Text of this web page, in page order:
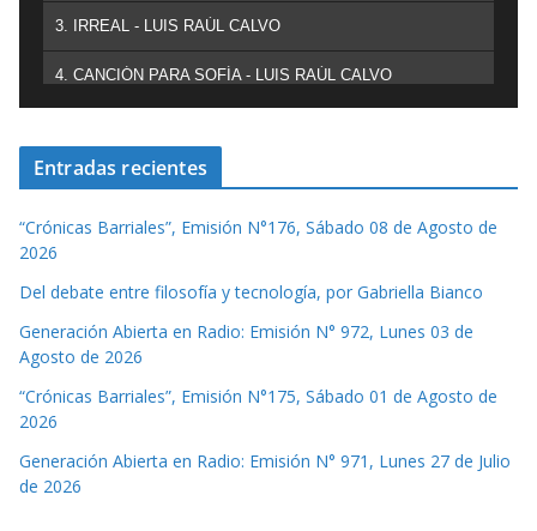
3. IRREAL - LUIS RAÚL CALVO
4. CANCIÓN PARA SOFÍA - LUIS RAÚL CALVO
Entradas recientes
“Crónicas Barriales”, Emisión N°176, Sábado 08 de Agosto de
2026
Del debate entre filosofía y tecnología, por Gabriella Bianco
Generación Abierta en Radio: Emisión N° 972, Lunes 03 de
Agosto de 2026
“Crónicas Barriales”, Emisión N°175, Sábado 01 de Agosto de
2026
Generación Abierta en Radio: Emisión N° 971, Lunes 27 de Julio
de 2026